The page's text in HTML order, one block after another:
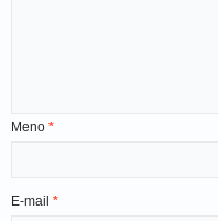
Meno *
E-mail *